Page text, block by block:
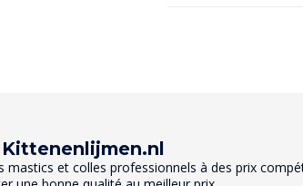
mastics et colles professionnels à des prix